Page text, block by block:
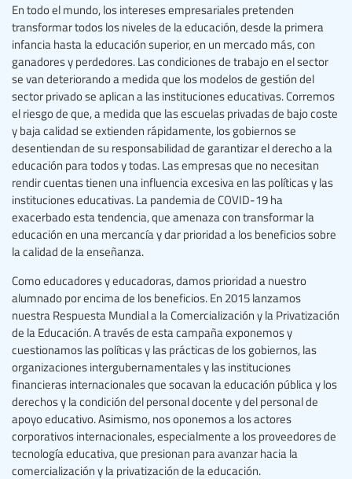
En todo el mundo, los intereses empresariales pretenden
transformar todos los niveles de la educación, desde la primera
infancia hasta la educación superior, en un mercado más, con
ganadores y perdedores. Las condiciones de trabajo en el sector
se van deteriorando a medida que los modelos de gestión del
sector privado se aplican a las instituciones educativas. Corremos
el riesgo de que, a medida que las escuelas privadas de bajo coste
y baja calidad se extienden rápidamente, los gobiernos se
desentiendan de su responsabilidad de garantizar el derecho a la
educación para todos y todas. Las empresas que no necesitan
rendir cuentas tienen una influencia excesiva en las políticas y las
instituciones educativas. La pandemia de COVID-19 ha
exacerbado esta tendencia, que amenaza con transformar la
educación en una mercancía y dar prioridad a los beneficios sobre
la calidad de la enseñanza.
Como educadores y educadoras, damos prioridad a nuestro
alumnado por encima de los beneficios. En 2015 lanzamos
nuestra Respuesta Mundial a la Comercialización y la Privatización
de la Educación. A través de esta campaña exponemos y
cuestionamos las políticas y las prácticas de los gobiernos, las
organizaciones intergubernamentales y las instituciones
financieras internacionales que socavan la educación pública y los
derechos y la condición del personal docente y del personal de
apoyo educativo. Asimismo, nos oponemos a los actores
corporativos internacionales, especialmente a los proveedores de
tecnología educativa, que presionan para avanzar hacia la
comercialización y la privatización de la educación.